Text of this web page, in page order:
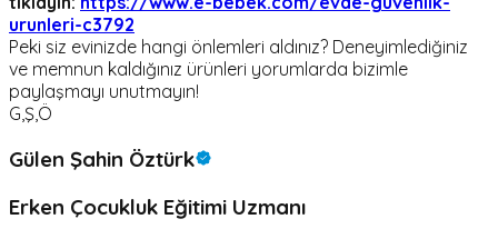
urunleri-c3792
Peki siz evinizde hangi önlemleri aldınız? Deneyimlediğiniz
ve memnun kaldığınız ürünleri yorumlarda bizimle
paylaşmayı unutmayın!
G,Ş,Ö
Gülen Şahin Öztürk
Erken Çocukluk Eğitimi Uzmanı